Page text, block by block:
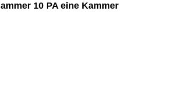
10 PA eine Kammer